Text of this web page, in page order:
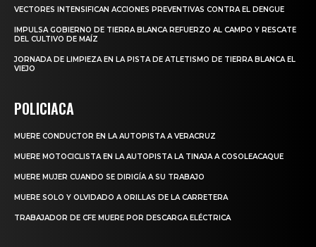
VECTORES INTENSIFICAN ACCIONES PREVENTIVAS CONTRA EL DENGUE
IMPULSA GOBIERNO DE TIERRA BLANCA REFUERZO AL CAMPO Y RESCATE
DEL CULTIVO DE MAÍZ
JORNADA DE LIMPIEZA EN LA PISTA DE ATLETISMO DE TIERRA BLANCA EL
VIEJO
POLICIACA
MUERE CONDUCTOR EN LA AUTOPISTA A VERACRUZ
MUERE MOTOCICLISTA EN LA AUTOPISTA LA TINAJA A COSOLEACAQUE
MUERE MUJER CUANDO SE DIRIGÍA A SU TRABAJO
MUERE SOLO Y OLVIDADO A ORILLAS DE LA CARRETERA
TRABAJADOR DE CFE MUERE POR DESCARGA ELÉCTRICA